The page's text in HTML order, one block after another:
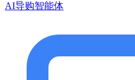
AI导购智能体